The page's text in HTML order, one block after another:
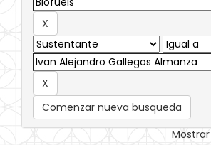
Comenzar nueva busqueda